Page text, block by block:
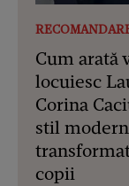
Cum arată
locuiesc
Corina
stil
copii